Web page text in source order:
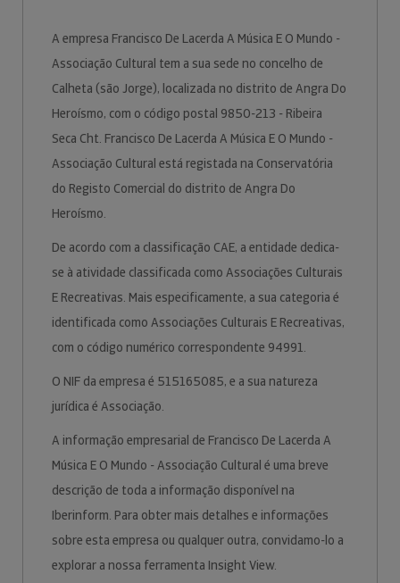
A empresa Francisco De Lacerda A Música E O Mundo -
Associação Cultural tem a sua sede no concelho de
Calheta (são Jorge), localizada no distrito de Angra Do
Heroísmo, com o código postal 9850-213 - Ribeira
Seca Cht. Francisco De Lacerda A Música E O Mundo -
Associação Cultural está registada na Conservatória
do Registo Comercial do distrito de Angra Do
Heroísmo.
De acordo com a classificação CAE, a entidade dedica-
se à atividade classificada como Associações Culturais
E Recreativas. Mais especificamente, a sua categoria é
identificada como Associações Culturais E Recreativas,
com o código numérico correspondente 94991.
O NIF da empresa é 515165085, e a sua natureza
jurídica é Associação.
A informação empresarial de Francisco De Lacerda A
Música E O Mundo - Associação Cultural é uma breve
descrição de toda a informação disponível na
Iberinform. Para obter mais detalhes e informações
sobre esta empresa ou qualquer outra, convidamo-lo a
explorar a nossa ferramenta Insight View.